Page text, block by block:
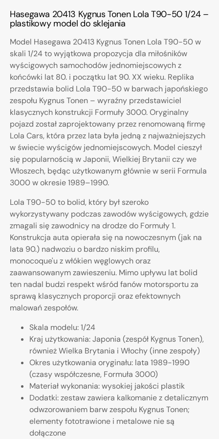
Hasegawa 20413 Kygnus Tonen Lola T90-50 1/24 –
plastikowy model do sklejania
Model Hasegawa 20413 Kygnus Tonen Lola T90-50 w
skali 1/24 to wyjątkowa propozycja dla miłośników
wyścigowych samochodów jednomiejscowych z
końcówki lat 80. i początku lat 90. XX wieku. Replika
przedstawia bolid Lola T90-50 w barwach japońskiego
zespołu Kygnus Tonen – wyraźny przedstawiciel
klasycznych konstrukcji Formuły 3000. Oryginalny
pojazd został zaprojektowany przez renomowaną firmę
Lola Cars, która przez lata była jedną z najważniejszych
w świecie wyścigów jednomiejscowych. Model cieszył
się popularnością w Japonii, Wielkiej Brytanii czy we
Włoszech, będąc użytkowanym głównie w serii Formula
3000 w okresie 1989–1990.
Lola T90-50 to bolid, który był szeroko
wykorzystywany podczas zawodów wyścigowych, gdzie
zmagali się zawodnicy na drodze do Formuły 1.
Konstrukcja auta opierała się na nowoczesnym (jak na
lata 90.) nadwoziu o bardzo niskim profilu,
monocoque'u z włókien węglowych oraz
zaawansowanym zawieszeniu. Mimo upływu lat bolid
ten nadal budzi respekt wśród fanów motorsportu za
sprawą klasycznych proporcji oraz efektownych
malowań zespołów.
Skala modelu: 1/24
Kraj użytkowania: Japonia (zespół Kygnus Tonen),
również Wielka Brytania i Włochy (inne zespoły)
Okres użytkowania oryginału: lata 1989-1990
(czasy współczesne, Formuła 3000)
Materiał wykonania: wysokiej jakości plastik
Dodatki: zestaw zawiera kalkomanie z detalicznym
odwzorowaniem barw zespołu Kygnus Tonen;
elementy fototrawione i metalowe nie są
dołączone